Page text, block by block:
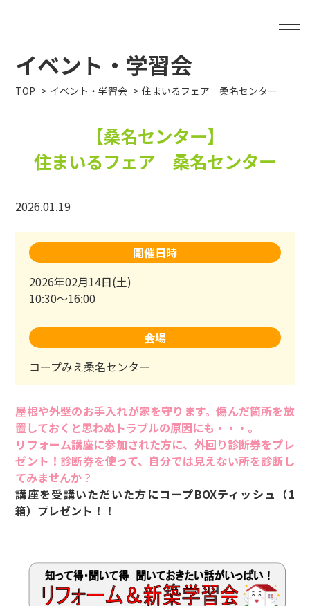
イベント・学習会
TOP イベント・学習会 住まいるフェア 桑名センター
【桑名センター】
住まいるフェア 桑名センター
2026.01.19
開催日時
2026年02月14日(土)
10:30～16:00
会場
コープみえ桑名センター
屋根や外壁のお手入れが家を守ります。傷んだ箇所を放
置しておくと思わぬトラブルの原因にも・・・。
リフォーム講座に参加された方に、外回り診断券をプレ
ゼント！診断券を使って、自分では見えない所を診断し
てみませんか？
講座を受講いただいた方にコープBOXティッシュ（1
箱）プレゼント！！